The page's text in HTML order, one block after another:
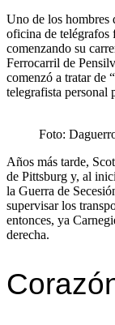
Uno de los hombres
oficina de telégrafos
comenzando su
Ferrocarril de
comenzó a tratar de
telegrafista personal
Foto:
Años más tarde,
de Pittsburg y, al
la Guerra de
supervisar los
entonces, ya
derecha.